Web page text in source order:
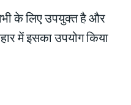
के लिए उपयुक्त है और
में इसका उपयोग किया